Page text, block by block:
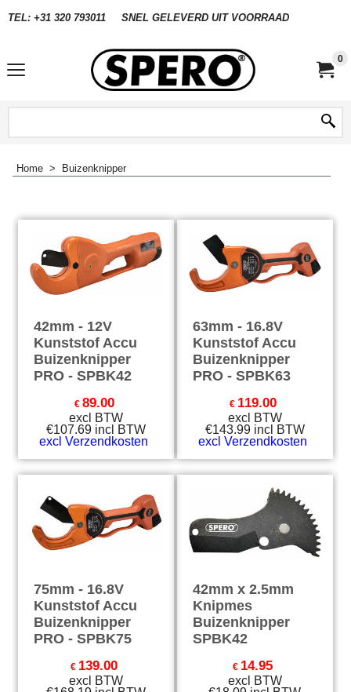
TEL: +31 320 793011 SNEL GELEVERD UIT VOORRAAD
0
Home > Buizenknipper
42mm - 12V
Kunststof Accu
Buizenknipper
PRO - SPBK42
€ 89.00
excl BTW
€107.69 incl BTW
excl Verzendkosten
63mm - 16.8V
Kunststof Accu
Buizenknipper
PRO - SPBK63
€ 119.00
excl BTW
€143.99 incl BTW
excl Verzendkosten
75mm - 16.8V
Kunststof Accu
Buizenknipper
PRO - SPBK75
€ 139.00
excl BTW
42mm x 2.5mm
Knipmes
Buizenknipper
SPBK42
€ 14.95
excl BTW